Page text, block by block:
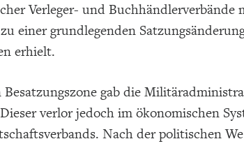
Verleger- und
einer grundlegenden
erhielt.
gab die
verlor jedoch im ökonomischen
Nach der politischen